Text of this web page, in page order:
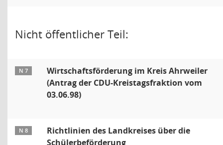
Nicht öffentlicher Teil:
N 7
Wirtschaftsförderung im Kreis Ahrweiler
(Antrag der CDU-Kreistagsfraktion vom
03.06.98)
N 8
Richtlinien des Landkreises über die
Schülerbeförderung